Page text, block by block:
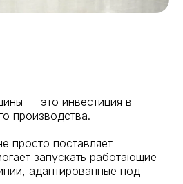
— это инвестиция в
производства.
просто поставляет
запускать работающие
адаптированные под